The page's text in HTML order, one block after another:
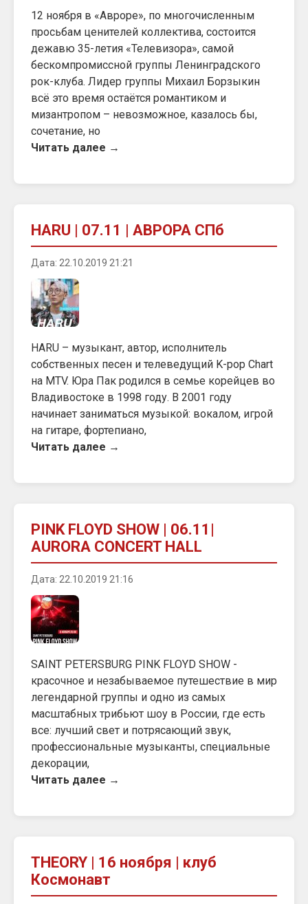
12 ноября в «Авроре», по многочисленным
просьбам ценителей коллектива, состоится
дежавю 35-летия «Телевизора», самой
бескомпромиссной группы Ленинградского
рок-клуба. Лидер группы Михаил Борзыкин
всё это время остаётся романтиком и
мизантропом – невозможное, казалось бы,
сочетание, но
Читать далее →
HARU | 07.11 | АВРОРА СПб
Дата: 22.10.2019 21:21
HARU – музыкант, автор, исполнитель
собственных песен и телеведущий K-pop Chart
на MTV. Юра Пак родился в семье корейцев во
Владивостоке в 1998 году. В 2001 году
начинает заниматься музыкой: вокалом, игрой
на гитаре, фортепиано,
Читать далее →
PINK FLOYD SHOW | 06.11|
AURORA CONCERT HALL
Дата: 22.10.2019 21:16
SAINT PETERSBURG PINK FLOYD SHOW -
красочное и незабываемое путешествие в мир
легендарной группы и одно из самых
масштабных трибьют шоу в России, где есть
все: лучший свет и потрясающий звук,
профессиональные музыканты, специальные
декорации,
Читать далее →
THEORY | 16 ноября | клуб
Космонавт